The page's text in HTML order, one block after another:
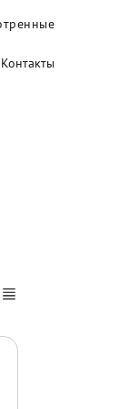
Контакты